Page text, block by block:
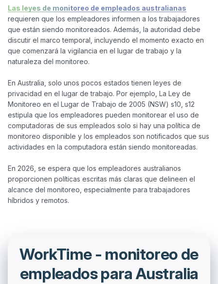
Las leyes de monitoreo de empleados australianas
requieren que los empleadores informen a los trabajadores
que están siendo monitoreados. Además, la autoridad debe
discutir el marco temporal, incluyendo el momento exacto en
que comenzará la vigilancia en el lugar de trabajo y la
naturaleza del monitoreo.
En Australia, solo unos pocos estados tienen leyes de
privacidad en el lugar de trabajo. Por ejemplo, La Ley de
Monitoreo en el Lugar de Trabajo de 2005 (NSW) s10, s12
estipula que los empleadores pueden monitorear el uso de
computadoras de sus empleados solo si hay una política de
monitoreo disponible y los empleados son notificados que sus
actividades en la computadora están siendo monitoreadas.
En 2026, se espera que los empleadores australianos
proporcionen políticas escritas más claras que delineen el
alcance del monitoreo, especialmente para trabajadores
WorkTime - monitoreo de
empleados para Australia